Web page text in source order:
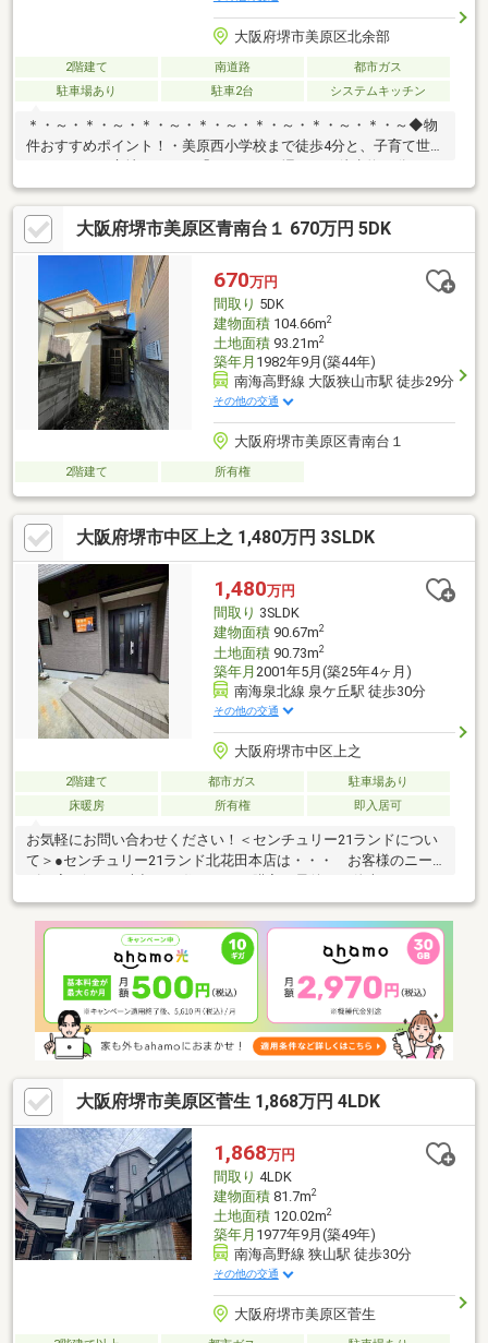
大阪府堺市美原区北余部
2階建て 南道路
都市ガス
駐車場あり
駐車2台 システムキッチン
＊・～・＊・～・＊・～・＊・～・＊・～・＊・～・＊・～◆物
件おすすめポイント！・美原西小学校まで徒歩4分と、子育て世代
くさんのお店が入っていて便利です！◆リフォーム箇所(2026年6
月)・全室クロス張替・洗面トイレCF張替・LDK床上張り・洗面
台、トイレ入替・畳表替・襖張替・障子張替・ハウスクリーニン
グ等ハウスフリーダムは【東証スタンダード上場企業】です。不
動産購入や住宅ローンについては、ハウスフリーダムにお任せ下
さい。（ご来店の際は、店舗に駐車場を完備しております！)
大阪府堺市美原区青南台１ 670万円 5DK
670万円
間取り 5DK
建物面積104.66m2
土地面積93.21m2
築年月 1982年9月(築44年)
南海高野線 大阪狭山市駅 徒歩29分
その他の交通
大阪府堺市美原区青南台１
2階建て 所有権
大阪府堺市中区上之 1,480万円 3SLDK
1,480万円
間取り 3SLDK
建物面積90.67m2
土地面積90.73m2
築年月 2001年5月(築25年4ヶ月)
南海泉北線 泉ケ丘駅 徒歩30分
その他の交通
大阪府堺市中区上之
2階建て 都市ガス
駐車場あり
床暖房
所有権 即入居可
お気軽にお問い合わせください！＜センチュリー21ランドについ
て＞●センチュリー21ランド北花田本店は・・・ お客様のニー
す！●リフォームのご相談も承っております。●購入・売却・ロー
ンのご相談・・・なんでもお気軽にご相談くださいませ！〇大阪
メトロ御堂筋線「北花田」駅より徒歩約10分！○JR阪和線「浅
香」駅より徒歩約8分！〇営業時間：10：00～20：00（火曜日・
水曜日定休日※祝日は営業）事前にご連絡いただけますと、スム
ーズにご案内が可能です。ご連絡お待ちしております！
大阪府堺市美原区菅生 1,868万円 4LDK
1,868万円
間取り 4LDK
建物面積81.7m2
土地面積120.02m2
築年月 1977年9月(築49年)
南海高野線 狭山駅 徒歩30分
その他の交通
大阪府堺市美原区菅生